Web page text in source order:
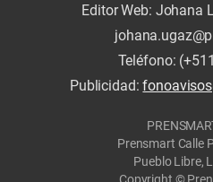
Editor Web: Johana
Teléfono:
Publicidad:
Prensmart Calle
Pueblo Libre,
Copyright ©